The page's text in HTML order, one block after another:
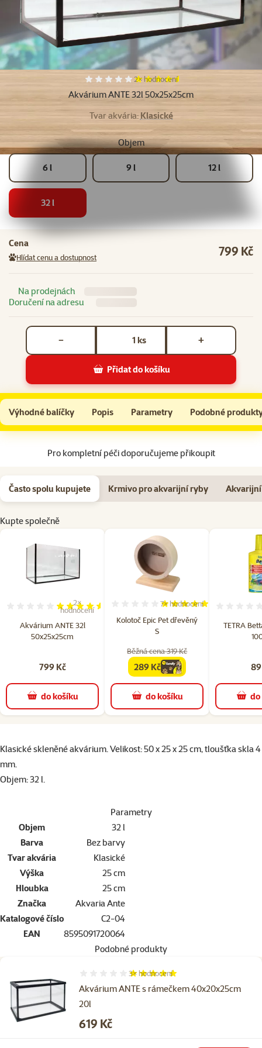
Akvárium ANTE 32l 50x25x25cm
Hodnocení 90%, počet hodnocení:
2× hodnocení
Tvar akvária: Klasické
Objem
6 l 9 l 12 l
32 l
Cena
Hlídat cenu a dostupnost 799 Kč
Na prodejnách
Doručení na adresu
ks
− +
Přidat do košíku
Akvárium ANTE 32l 50x25x25cm
Do košíku
Výhodné balíčky Popis Parametry Podobné
Na začátek stránky
Pro kompletní péči doporučujeme přikoupit
Často spolu kupujete Krmivo pro akvarijní ryby
Kupte společně
Akvárium ANTE 32l
50x25x25cm
Hodnocení 90%, počet hodnocení: 2
2×
hodnocení
799 Kč
do košíku
Kolotoč Epic Pet dřevěný
S
Hodnocení 100%, počet
7×hodnocení
Běžná cena 319 Kč
familycena
289 Kč
do košíku
TETRA
superzoo.product.detail.content
Klasické skleněné akvárium. Velikost: 50 x 25 x 25 cm, tloušťka skla 4
mm.
Objem: 32 l.
Parametry
Objem
32 l
Barva
Bez barvy
Tvar akvária
Klasické
Výška
25 cm
Hloubka
25 cm
Značka
Akvaria Ante
Katalogové číslo
C2-04
EAN
8595091720064
Podobné produkty
Akvárium ANTE s rámečkem 40x20x25cm
20l
Hodnocení 100%, počet hodnocení: 3
3× hodnocení
Cena
619 Kč